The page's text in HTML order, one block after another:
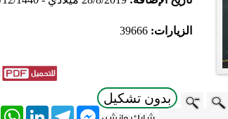
الزيارات:39666
بدون تشكيل
Telegram
Messenger